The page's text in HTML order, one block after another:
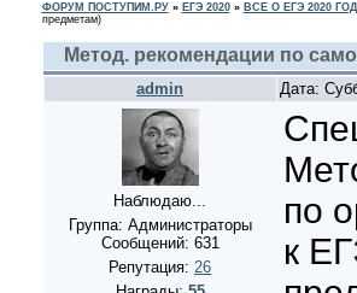
ФОРУМ ПОСТУПИМ.РУ» ЕГЭ 2020» ВСЕ О ЕГЭ 2020
предметам)
Метод. рекомендации по
admin Дата:
Наблюдаю...
Группа: Администраторы
Сообщений: 631
Репутация: 26
по
к